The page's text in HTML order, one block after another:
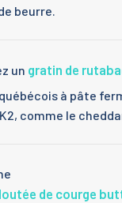
beurre.
un gratin de
à pâte
comme le
de courge